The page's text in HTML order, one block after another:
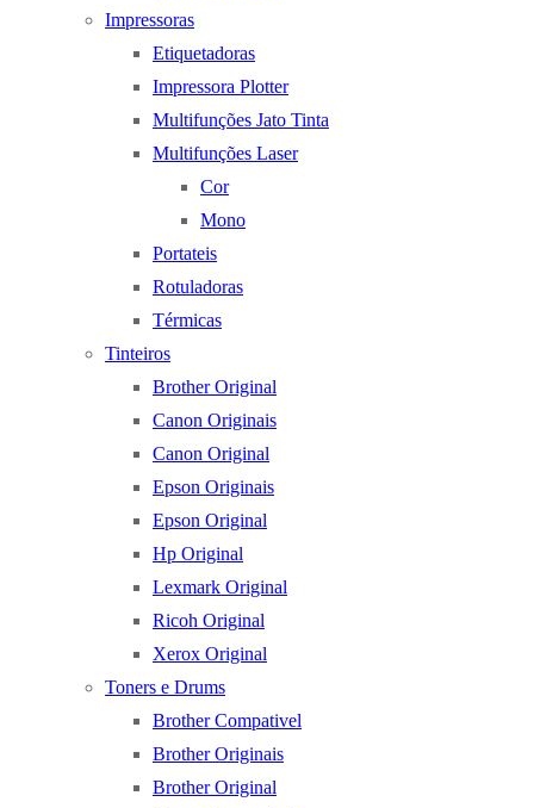
Impressoras
Etiquetadoras
Impressora Plotter
Multifunções Jato Tinta
Multifunções Laser
Cor
Mono
Portateis
Rotuladoras
Térmicas
Tinteiros
Brother Original
Canon Originais
Canon Original
Epson Originais
Epson Original
Hp Original
Lexmark Original
Ricoh Original
Xerox Original
Toners e Drums
Brother Compativel
Brother Originais
Brother Original